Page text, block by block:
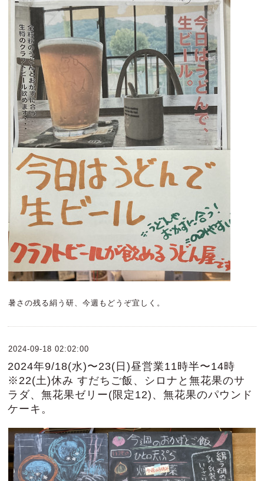
暑さの残る絹う研、今週もどうぞ宜しく。
2024-09-18 02:02:00
2024年9/18(水)〜23(日)昼営業11時半〜14時
※22(土)休み すだちご飯、シロナと無花果のサ
ラダ、無花果ゼリー(限定12)、無花果のパウンド
ケーキ。